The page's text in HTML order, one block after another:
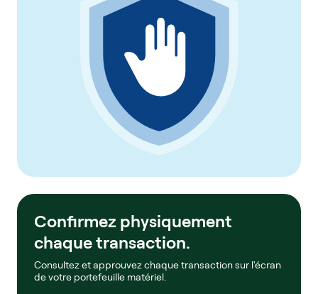
Confirmez physiquement
chaque transaction.
Consultez et approuvez chaque transaction sur l'écran
de votre portefeuille matériel.